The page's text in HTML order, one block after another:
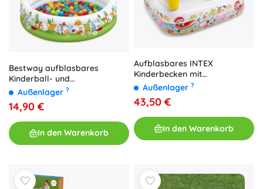
Bestway aufblasbares
Kinderball- und
Planschbecken Sprouts &
Spring 102 × 25 cm, 50 Bälle
und Spielzeug
Außenlager ?
14,90 €
In den Warenkorb
Aufblasbares INTEX
Kinderbecken mit
abnehmbarer Überdachung
Außenlager ?
43,50 €
In den Warenkorb